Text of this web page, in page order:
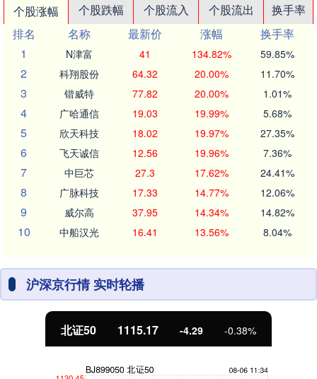
个股涨幅 个股跌幅 个股流入 个股流出
换手率
排名
名称 最新价 涨幅
换手率
1
N津富 41 134.82% 59.85%
2 科翔股份 64.32 20.00% 11.70%
3 锴威特 77.82 20.00% 1.01%
4 广哈通信 19.03 19.99% 5.68%
5 欣天科技 18.02 19.97% 27.35%
6 飞天诚信 12.56 19.96% 7.36%
7 中巨芯 27.3 17.62% 24.41%
8 广脉科技 17.33 14.77% 12.06%
9 威尔高 37.95 14.34% 14.82%
10 中船汉光 16.41 13.56% 8.04%
沪深京行情 实时轮播
北证50 1115.17 -4.29 -0.38%